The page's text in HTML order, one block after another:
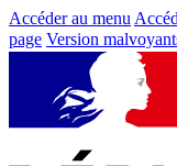
Accéder au menu
page Version